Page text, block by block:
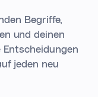
Begriffe,
und deinen
Entscheidungen
jeden neu